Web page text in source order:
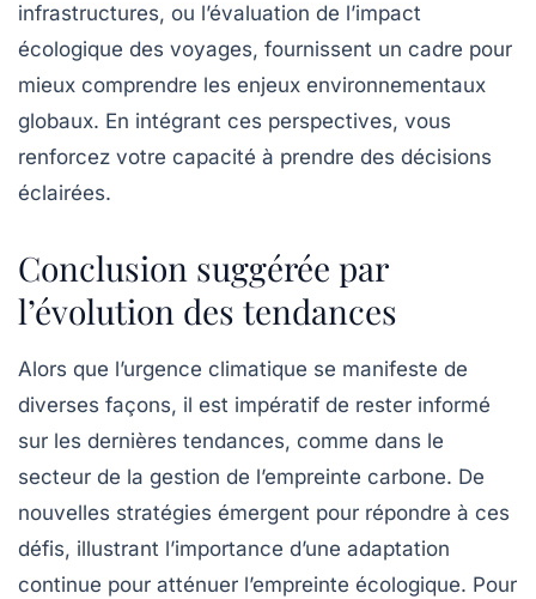
infrastructures, ou l’évaluation de l’impact
écologique des voyages, fournissent un cadre pour
mieux comprendre les enjeux environnementaux
globaux. En intégrant ces perspectives, vous
renforcez votre capacité à prendre des décisions
éclairées.
Conclusion suggérée par
l’évolution des tendances
Alors que l’urgence climatique se manifeste de
diverses façons, il est impératif de rester informé
sur les dernières tendances, comme dans le
secteur de la gestion de l’empreinte carbone. De
nouvelles stratégies émergent pour répondre à ces
défis, illustrant l’importance d’une adaptation
continue pour atténuer l’empreinte écologique. Pour